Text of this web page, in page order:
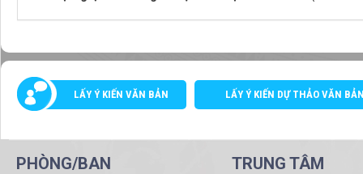
LẤY Ý KIẾN VĂN BẢN LẤY Ý KIẾN DỰ THẢO VĂN
PHÒNG/BAN TRUNG TÂM